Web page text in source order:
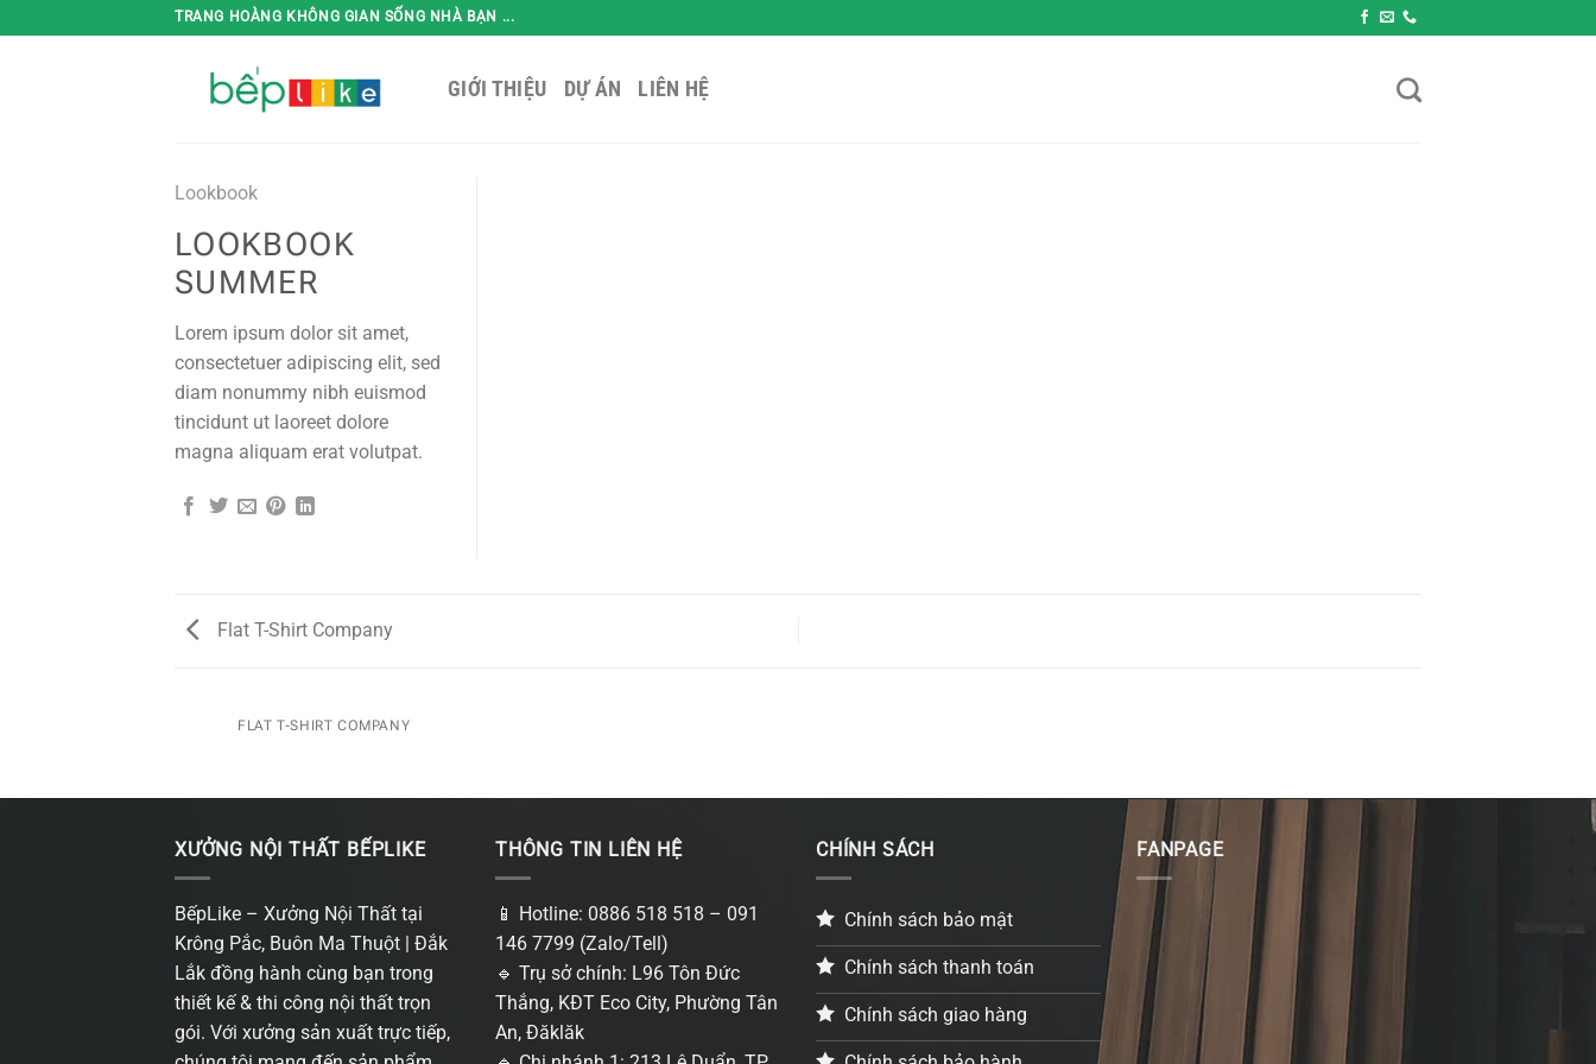
qua
TRANG HOÀNG KHÔNG GIAN SỐNG NHÀ BẠN ...
GIỚI THIỆU DỰ ÁN LIÊN HỆ
Lookbook
LOOKBOOK
SUMMER
Lorem ipsum dolor sit amet,
consectetuer adipiscing elit, sed
diam nonummy nibh euismod
tincidunt ut laoreet dolore
magna aliquam erat volutpat.
Flat T-Shirt Company
FLAT T-SHIRT COMPANY
XƯỞNG NỘI THẤT BẾPLIKE
BếpLike – Xưởng Nội Thất tại
Krông Pắc, Buôn Ma Thuột | Đắk
Lắk đồng hành cùng bạn trong
thiết kế & thi công nội thất trọn
gói. Với xưởng sản xuất trực tiếp,
THÔNG TIN LIÊN HỆ
📱 Hotline: 0886 518 518 – 091
146 7799 (Zalo/Tell)
🔹 Trụ sở chính: L96 Tôn Đức
Thắng, KĐT Eco City, Phường Tân
An, Đăklăk
CHÍNH SÁCH
Chính sách bảo mật
Chính sách thanh toán
Chính sách giao hàng
FANPAGE